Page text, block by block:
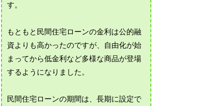
す。
もともと民間住宅ローンの金利は公的融
資よりも高かったのですが、自由化が始
まってから低金利など多様な商品が登場
するようになりました。
民間住宅ローンの期間は、長期に設定で